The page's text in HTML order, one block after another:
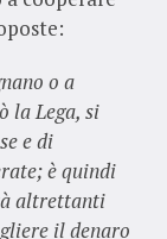
o a
la Lega, si
e di
è quindi
altrettanti
il denaro